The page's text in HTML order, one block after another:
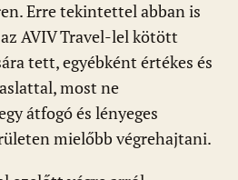
Erre tekintettel abban is
AVIV Travel-lel kötött
tett, egyébként értékes és
most ne
átfogó és lényeges
mielőbb végrehajtani.